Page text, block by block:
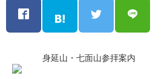
身延山・七面山参拝案内